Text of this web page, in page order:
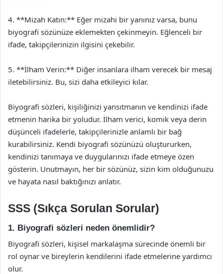
4. **Mizah Katın:** Eğer mizahi bir yanınız varsa, bunu
biyografi sözünüze eklemekten çekinmeyin. Eğlenceli bir
ifade, takipçilerinizin ilgisini çekebilir.
5. **İlham Verin:** Diğer insanlara ilham verecek bir mesaj
iletebilirsiniz. Bu, sizi daha etkileyici kılar.
Biyografi sözleri, kişiliğinizi yansıtmanın ve kendinizi ifade
etmenin harika bir yoludur. İlham verici, komik veya derin
düşünceli ifadelerle, takipçilerinizle anlamlı bir bağ
kurabilirsiniz. Kendi biyografi sözünüzü oluştururken,
kendinizi tanımaya ve duygularınızı ifade etmeye özen
gösterin. Unutmayın, her bir sözünüz, sizin kim olduğunuzu
ve hayata nasıl baktığınızı anlatır.
SSS (Sıkça Sorulan Sorular)
1. Biyografi sözleri neden önemlidir?
Biyografi sözleri, kişisel markalaşma sürecinde önemli bir
rol oynar ve bireylerin kendilerini ifade etmelerine yardımcı
olur.